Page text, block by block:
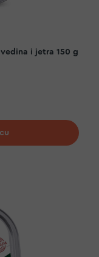
i jetra 150 g